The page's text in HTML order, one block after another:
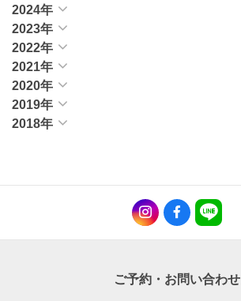
2024年
2023年
2022年
2021年
2020年
2019年
2018年
ご予約・お問い合わせ